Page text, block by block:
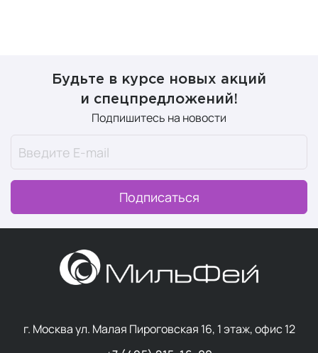
Будьте в курсе новых акций
и спецпредложений!
Подпишитесь на новости
Подписаться
г. Москва ул. Малая Пироговская 16, 1 этаж, офис 12